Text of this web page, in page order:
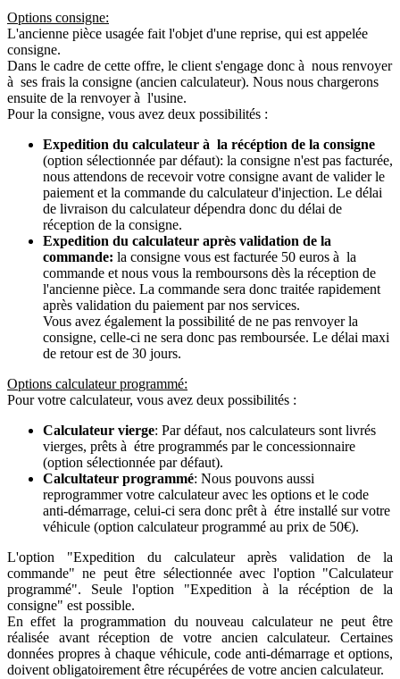
Options consigne:
L'ancienne pièce usagée fait l'objet d'une reprise, qui est appelée
consigne.
Dans le cadre de cette offre, le client s'engage donc à nous renvoyer
à ses frais la consigne (ancien calculateur). Nous nous chargerons
ensuite de la renvoyer à l'usine.
Pour la consigne, vous avez deux possibilités :
Expedition du calculateur à la récéption de la consigne
(option sélectionnée par défaut): la consigne n'est pas facturée,
nous attendons de recevoir votre consigne avant de valider le
paiement et la commande du calculateur d'injection. Le délai
de livraison du calculateur dépendra donc du délai de
réception de la consigne.
Expedition du calculateur après validation de la
commande: la consigne vous est facturée 50 euros à la
commande et nous vous la remboursons dès la réception de
l'ancienne pièce. La commande sera donc traitée rapidement
après validation du paiement par nos services.
Vous avez également la possibilité de ne pas renvoyer la
consigne, celle-ci ne sera donc pas remboursée. Le délai maxi
de retour est de 30 jours.
Options calculateur programmé:
Pour votre calculateur, vous avez deux possibilités :
Calculateur vierge: Par défaut, nos calculateurs sont livrés
vierges, prêts à étre programmés par le concessionnaire
(option sélectionnée par défaut).
Calcultateur programmé: Nous pouvons aussi
reprogrammer votre calculateur avec les options et le code
anti-démarrage, celui-ci sera donc prêt à étre installé sur votre
véhicule (option calculateur programmé au prix de 50€).
L'option "Expedition du calculateur après validation de la
commande" ne peut être sélectionnée avec l'option "Calculateur
programmé". Seule l'option "Expedition à la récéption de la
consigne" est possible.
En effet la programmation du nouveau calculateur ne peut être
réalisée avant réception de votre ancien calculateur. Certaines
données propres à chaque véhicule, code anti-démarrage et options,
doivent obligatoirement être récupérées de votre ancien calculateur.